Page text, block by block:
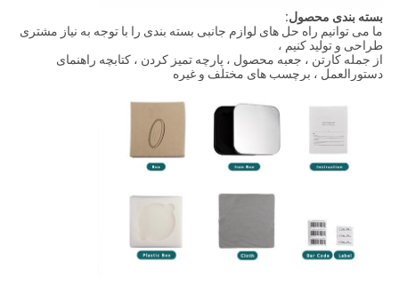
بسته بندی محصول:
ما می توانیم راه حل های لوازم جانبی بسته بندی را با توجه به نیاز مشتری
طراحی و تولید کنیم ،
از جمله کارتن ، جعبه محصول ، پارچه تمیز کردن ، کتابچه راهنمای
دستورالعمل ، برچسب های مختلف و غیره